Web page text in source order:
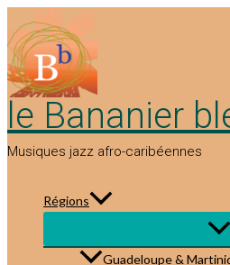
au
contenu
le Bananier
Musiques jazz afro-caribéennes
Régions
Guadeloupe &